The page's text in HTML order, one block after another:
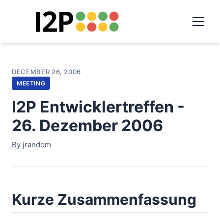
DECEMBER 26, 2006
MEETING
I2P Entwicklertreffen -
26. Dezember 2006
By jrandom
Kurze Zusammenfassung